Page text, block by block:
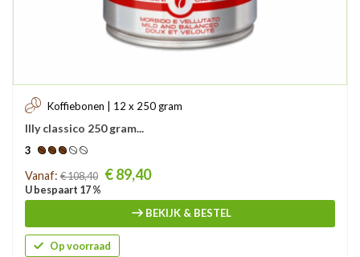
Koffiebonen | 12 x 250 gram
Illy classico 250 gram...
3
Prijs
Vanaf: € 108,40 € 89,40
U bespaart 17 %
BEKIJK & BESTEL
Op voorraad